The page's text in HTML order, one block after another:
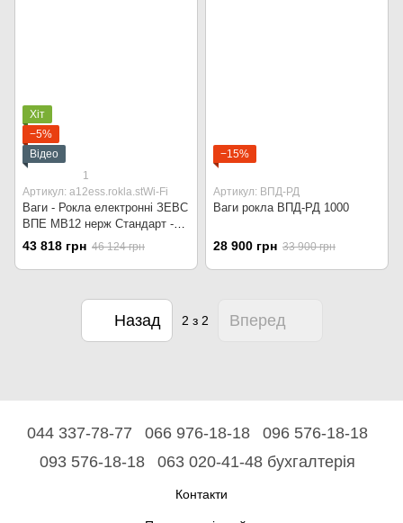
Хіт
−5%
Відео
1
Артикул: a12ess.rokla.stWi-Fi
Ваги - Рокла електронні ЗЕВС
ВПЕ МВ12 нерж Стандарт -
1000 кг Wi-Fi
43 818 грн 46 124 грн
−15%
Артикул: ВПД-РД
Ваги рокла ВПД-РД 1000
28 900 грн 33 900 грн
Назад 2 з 2 Вперед
044 337-78-77 066 976-18-18
096 576-18-18
093 576-18-18
063 020-41-48 бухгалтерія
Контакти